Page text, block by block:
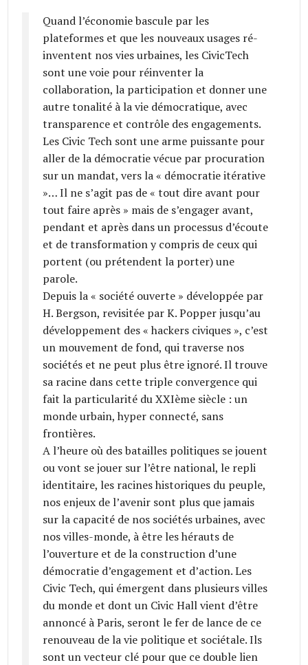
Quand l’économie bascule par les
plateformes et que les nouveaux usages ré-
inventent nos vies urbaines, les CivicTech
sont une voie pour réinventer la
collaboration, la participation et donner une
autre tonalité à la vie démocratique, avec
transparence et contrôle des engagements.
Les Civic Tech sont une arme puissante pour
aller de la démocratie vécue par procuration
sur un mandat, vers la « démocratie itérative
»… Il ne s’agit pas de « tout dire avant pour
tout faire après » mais de s’engager avant,
pendant et après dans un processus d’écoute
et de transformation y compris de ceux qui
portent (ou prétendent la porter) une
parole.
Depuis la « société ouverte » développée par
H. Bergson, revisitée par K. Popper jusqu’au
développement des « hackers civiques », c’est
un mouvement de fond, qui traverse nos
sociétés et ne peut plus être ignoré. Il trouve
sa racine dans cette triple convergence qui
fait la particularité du XXIème siècle : un
monde urbain, hyper connecté, sans
frontières.
A l’heure où des batailles politiques se jouent
ou vont se jouer sur l’être national, le repli
identitaire, les racines historiques du peuple,
nos enjeux de l’avenir sont plus que jamais
sur la capacité de nos sociétés urbaines, avec
nos villes-monde, à être les hérauts de
l’ouverture et de la construction d’une
démocratie d’engagement et d’action. Les
Civic Tech, qui émergent dans plusieurs villes
du monde et dont un Civic Hall vient d’être
annoncé à Paris, seront le fer de lance de ce
renouveau de la vie politique et sociétale. Ils
sont un vecteur clé pour que ce double lien